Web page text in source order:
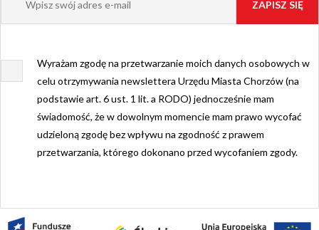
Wyrażam zgodę na przetwarzanie moich danych osobowych w
celu otrzymywania newslettera Urzędu Miasta Chorzów (na
podstawie art. 6 ust. 1 lit. a RODO) jednocześnie mam
świadomość, że w dowolnym momencie mam prawo wycofać
udzieloną zgodę bez wpływu na zgodność z prawem
przetwarzania, którego dokonano przed wycofaniem zgody.